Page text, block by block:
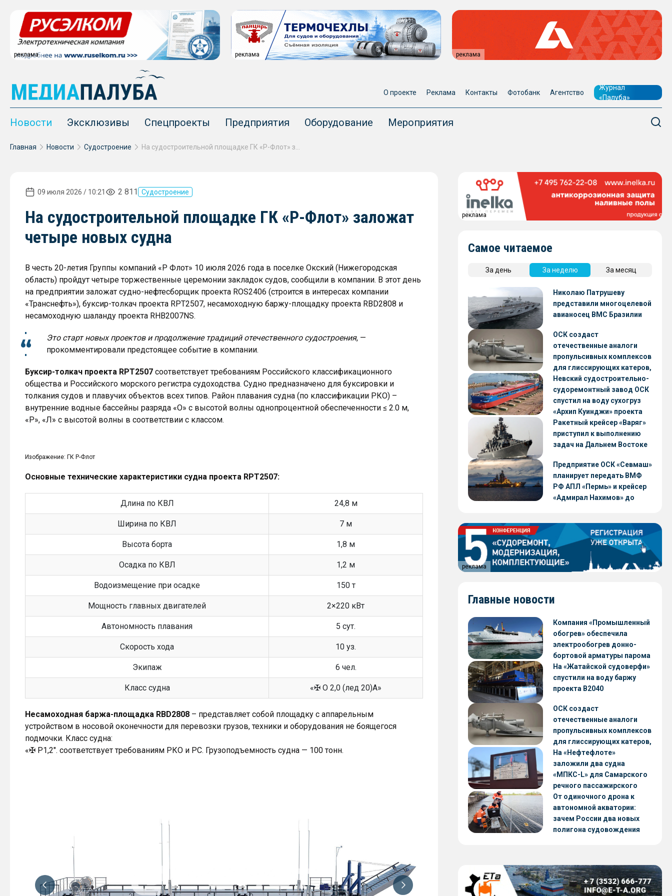
реклама реклама реклама
О проекте Реклама Контакты Фотобанк Агентство
Журнал
«Палуба»
Новости Эксклюзивы Спецпроекты Предприятия Оборудование Мероприятия
Главная Новости Судостроение
09 июля 2026 / 10:21 2 811 Судостроение
На судостроительной площадке ГК «Р-Флот» заложат
четыре новых судна
В честь 20-летия Группы компаний «Р Флот» 10 июля 2026 года в поселке Окский (Нижегородская
область) пройдут четыре торжественные церемонии закладок судов, сообщили в компании. В этот день
на предприятии заложат судно-нефтесборщик проекта ROS2406 (строится в интересах компании
«Транснефть»), буксир-толкач проекта RPT2507, несамоходную баржу-площадку проекта RBD2808 и
несамоходную шаланду проекта RHB2007NS.
Это старт новых проектов и продолжение традиций отечественного судостроения, —
прокомментировали предстоящее событие в компании.
Буксир-толкач проекта RPT2507 соответствует требованиям Российского классификационного
общества и Российского морского регистра судоходства. Судно предназначено для буксировки и
толкания судов и плавучих объектов всех типов. Район плавания судна (по классификации РКО) –
внутренние водные бассейны разряда «О» с высотой волны однопроцентной обеспеченности ≤ 2.0 м,
«Р», «Л» с высотой волны в соответствии с классом.
Изображение: ГК Р-Флот
Основные технические характеристики судна проекта RPT2507:
Длина по КВЛ 24,8 м
Ширина по КВЛ 7 м
Высота борта 1,8 м
Осадка по КВЛ 1,2 м
Водоизмещение при осадке 150 т
Мощность главных двигателей 2×220 кВт
Автономность плавания 5 сут.
Скорость хода 10 уз.
Экипаж 6 чел.
Класс судна «✠ О 2,0 (лед 20)А»
Несамоходная баржа-площадка RBD2808 – представляет собой площадку с аппарельным
устройством в носовой оконечности для перевозки грузов, техники и оборудования не боящегося
подмочки. Класс судна:
«✠ Р1,2″. соответствует требованиям РКО и РС. Грузоподъемность судна — 100 тонн.
Изображение: ГК Р-Флот
реклама
Самое читаемое
За день За неделю За месяц
Николаю Патрушеву
представили многоцелевой
авианосец ВМС Бразилии
ОСК создаст
отечественные аналоги
пропульсивных комплексов
для глиссирующих катеров,
скоростных судов и судов с
малой осадкой
Невский судостроительно-
судоремонтный завод ОСК
спустил на воду сухогруз
«Архип Куинджи» проекта
RSD59
Ракетный крейсер «Варяг»
приступил к выполнению
задач на Дальнем Востоке
Предприятие ОСК «Севмаш»
планирует передать ВМФ
РФ АПЛ «Пермь» и крейсер
«Адмирал Нахимов» до
реклама
Главные новости
Компания «Промышленный
обогрев» обеспечила
электрообогрев донно-
бортовой арматуры парома
«Петропавловск» проекта
CNF22
На «Жатайской судоверфи»
спустили на воду баржу
проекта В2040
ОСК создаст
отечественные аналоги
пропульсивных комплексов
для глиссирующих катеров,
скоростных судов и судов с
малой осадкой
На «Нефтефлоте»
заложили два судна
«МПКС-L» для Самарского
речного пассажирского
предприятия
От одиночного дрона к
автономной акватории:
зачем России два новых
полигона судовождения